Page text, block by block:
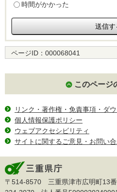
時間がかかった
ページID： 000068041
このページ
リンク・著作権・免責事項・ダ
個人情報保護ポリシー
ウェブアクセシビリティ
サイトに関するご意見・お問い
〒514-8570 三重県津市広明町13